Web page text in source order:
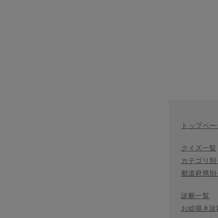
トップペー
クイズ一覧
カテゴリ
都道府県
診断一覧
お絵描き